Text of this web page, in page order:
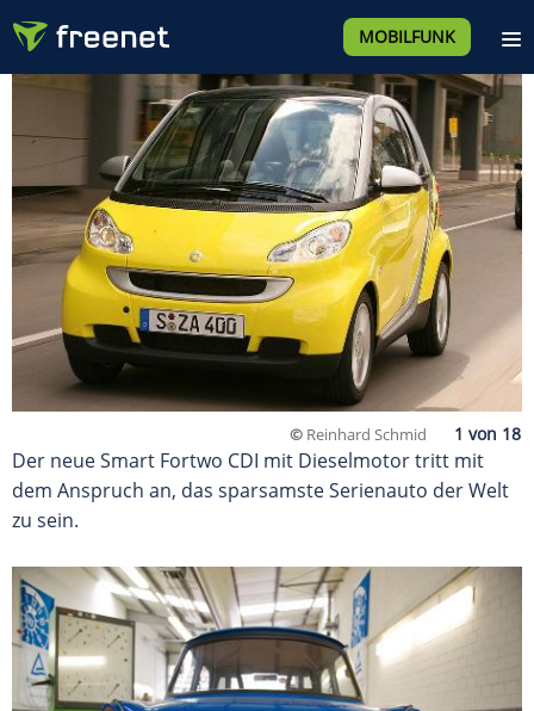
MOBILFUNK
© Reinhard Schmid
Der neue Smart Fortwo CDI mit Dieselmotor tritt mit
dem Anspruch an, das sparsamste Serienauto der Welt
zu sein.